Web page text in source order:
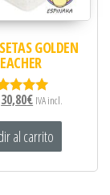
GOLDEN
de 5
30,80€ IVA incl.
al carrito